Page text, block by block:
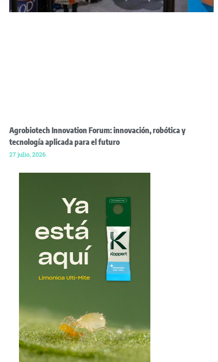
Agrobiotech Innovation Forum: innovación, robótica y
tecnología aplicada para el futuro
27 julio, 2026